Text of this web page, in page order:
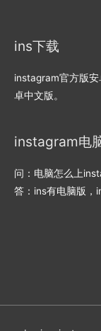
ins下载
instagram官方版
卓中文版。
instagram电
问：电脑怎么上
答：ins有电脑版，